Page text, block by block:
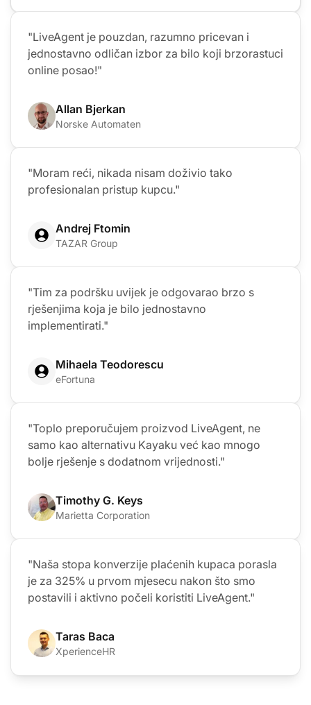
"LiveAgent je pouzdan, razumno pricevan i
jednostavno odličan izbor za bilo koji brzorastuci
online posao!"
Allan Bjerkan
Norske Automaten
"Moram reći, nikada nisam doživio tako
profesionalan pristup kupcu."
Andrej Ftomin
TAZAR Group
"Tim za podršku uvijek je odgovarao brzo s
rješenjima koja je bilo jednostavno
implementirati."
Mihaela Teodorescu
eFortuna
"Toplo preporučujem proizvod LiveAgent, ne
samo kao alternativu Kayaku već kao mnogo
bolje rješenje s dodatnom vrijednosti."
Timothy G. Keys
Marietta Corporation
"Naša stopa konverzije plaćenih kupaca porasla
je za 325% u prvom mjesecu nakon što smo
postavili i aktivno počeli koristiti LiveAgent."
Taras Baca
XperienceHR